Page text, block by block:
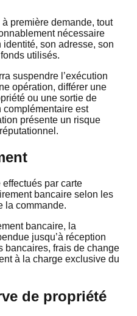
à première demande, tout
nécessaire
identité, son adresse, son
utilisés.
suspendre l’exécution
opération, différer une
ou une sortie de
complémentaire est
présente un risque
par carte
bancaire selon les
la commande.
bancaire, la
jusqu’à réception
bancaires, frais de change
à la charge exclusive du
de propriété